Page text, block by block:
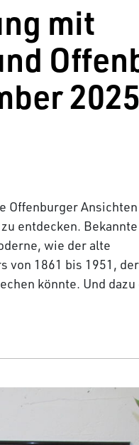
mit
Offenburger
entdecken.
wie der alte
von 1861 bis 1951, der
könnte. Und dazu